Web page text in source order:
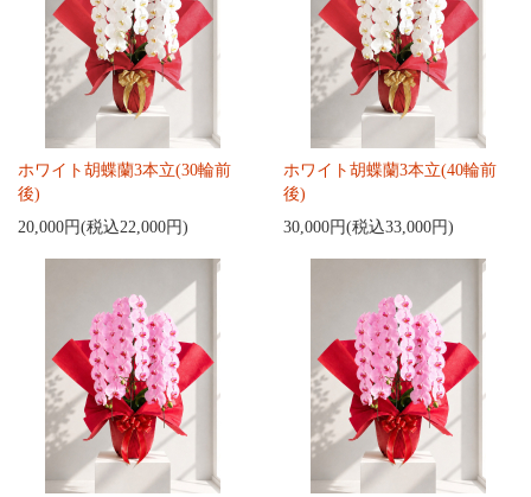
ホワイト胡蝶蘭3本立(30輪前
後)
20,000円(税込22,000円)
ホワイト胡蝶蘭3本立(40輪前
後)
30,000円(税込33,000円)